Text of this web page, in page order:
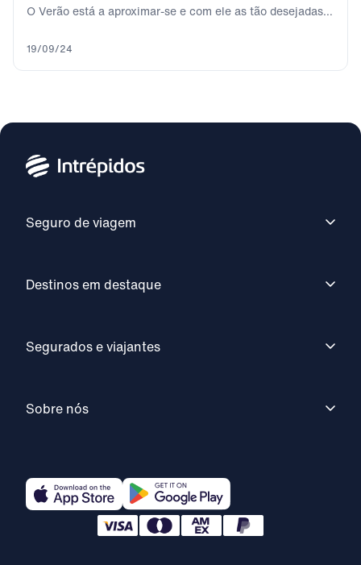
O Verão está a aproximar-se e com ele as tão desejadas
19/09/24
Seguro de viagem
Destinos em destaque
Segurados e viajantes
Sobre nós